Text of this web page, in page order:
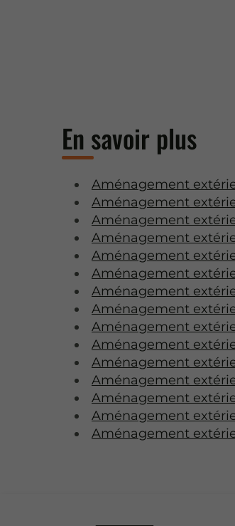
En savoir plus
Aménagement
Aménagement
Aménagement
Aménagement
Aménagement
Aménagement
Aménagement
Aménagement
Aménagement
Aménagement
Aménagement
Aménagement
Aménagement
Aménagement
Aménagement